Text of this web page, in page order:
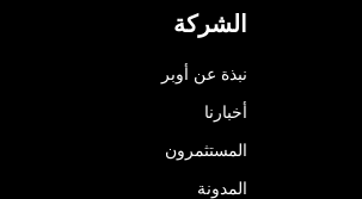
الشركة
نبذة عن أوبر
أخبارنا
المستثمرون
المدونة